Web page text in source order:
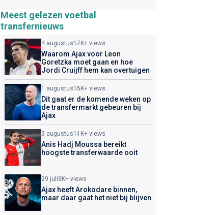
Meest gelezen voetbal
transfernieuws
4 augustus17K+ views
Waarom Ajax voor Leon
Goretzka moet gaan en hoe
Jordi Cruijff hem kan overtuigen
1 augustus15K+ views
Dit gaat er de komende weken op
de transfermarkt gebeuren bij
Ajax
5 augustus11K+ views
Anis Hadj Moussa bereikt
hoogste transferwaarde ooit
29 juli9K+ views
Ajax heeft Arokodare binnen,
maar daar gaat het niet bij blijven